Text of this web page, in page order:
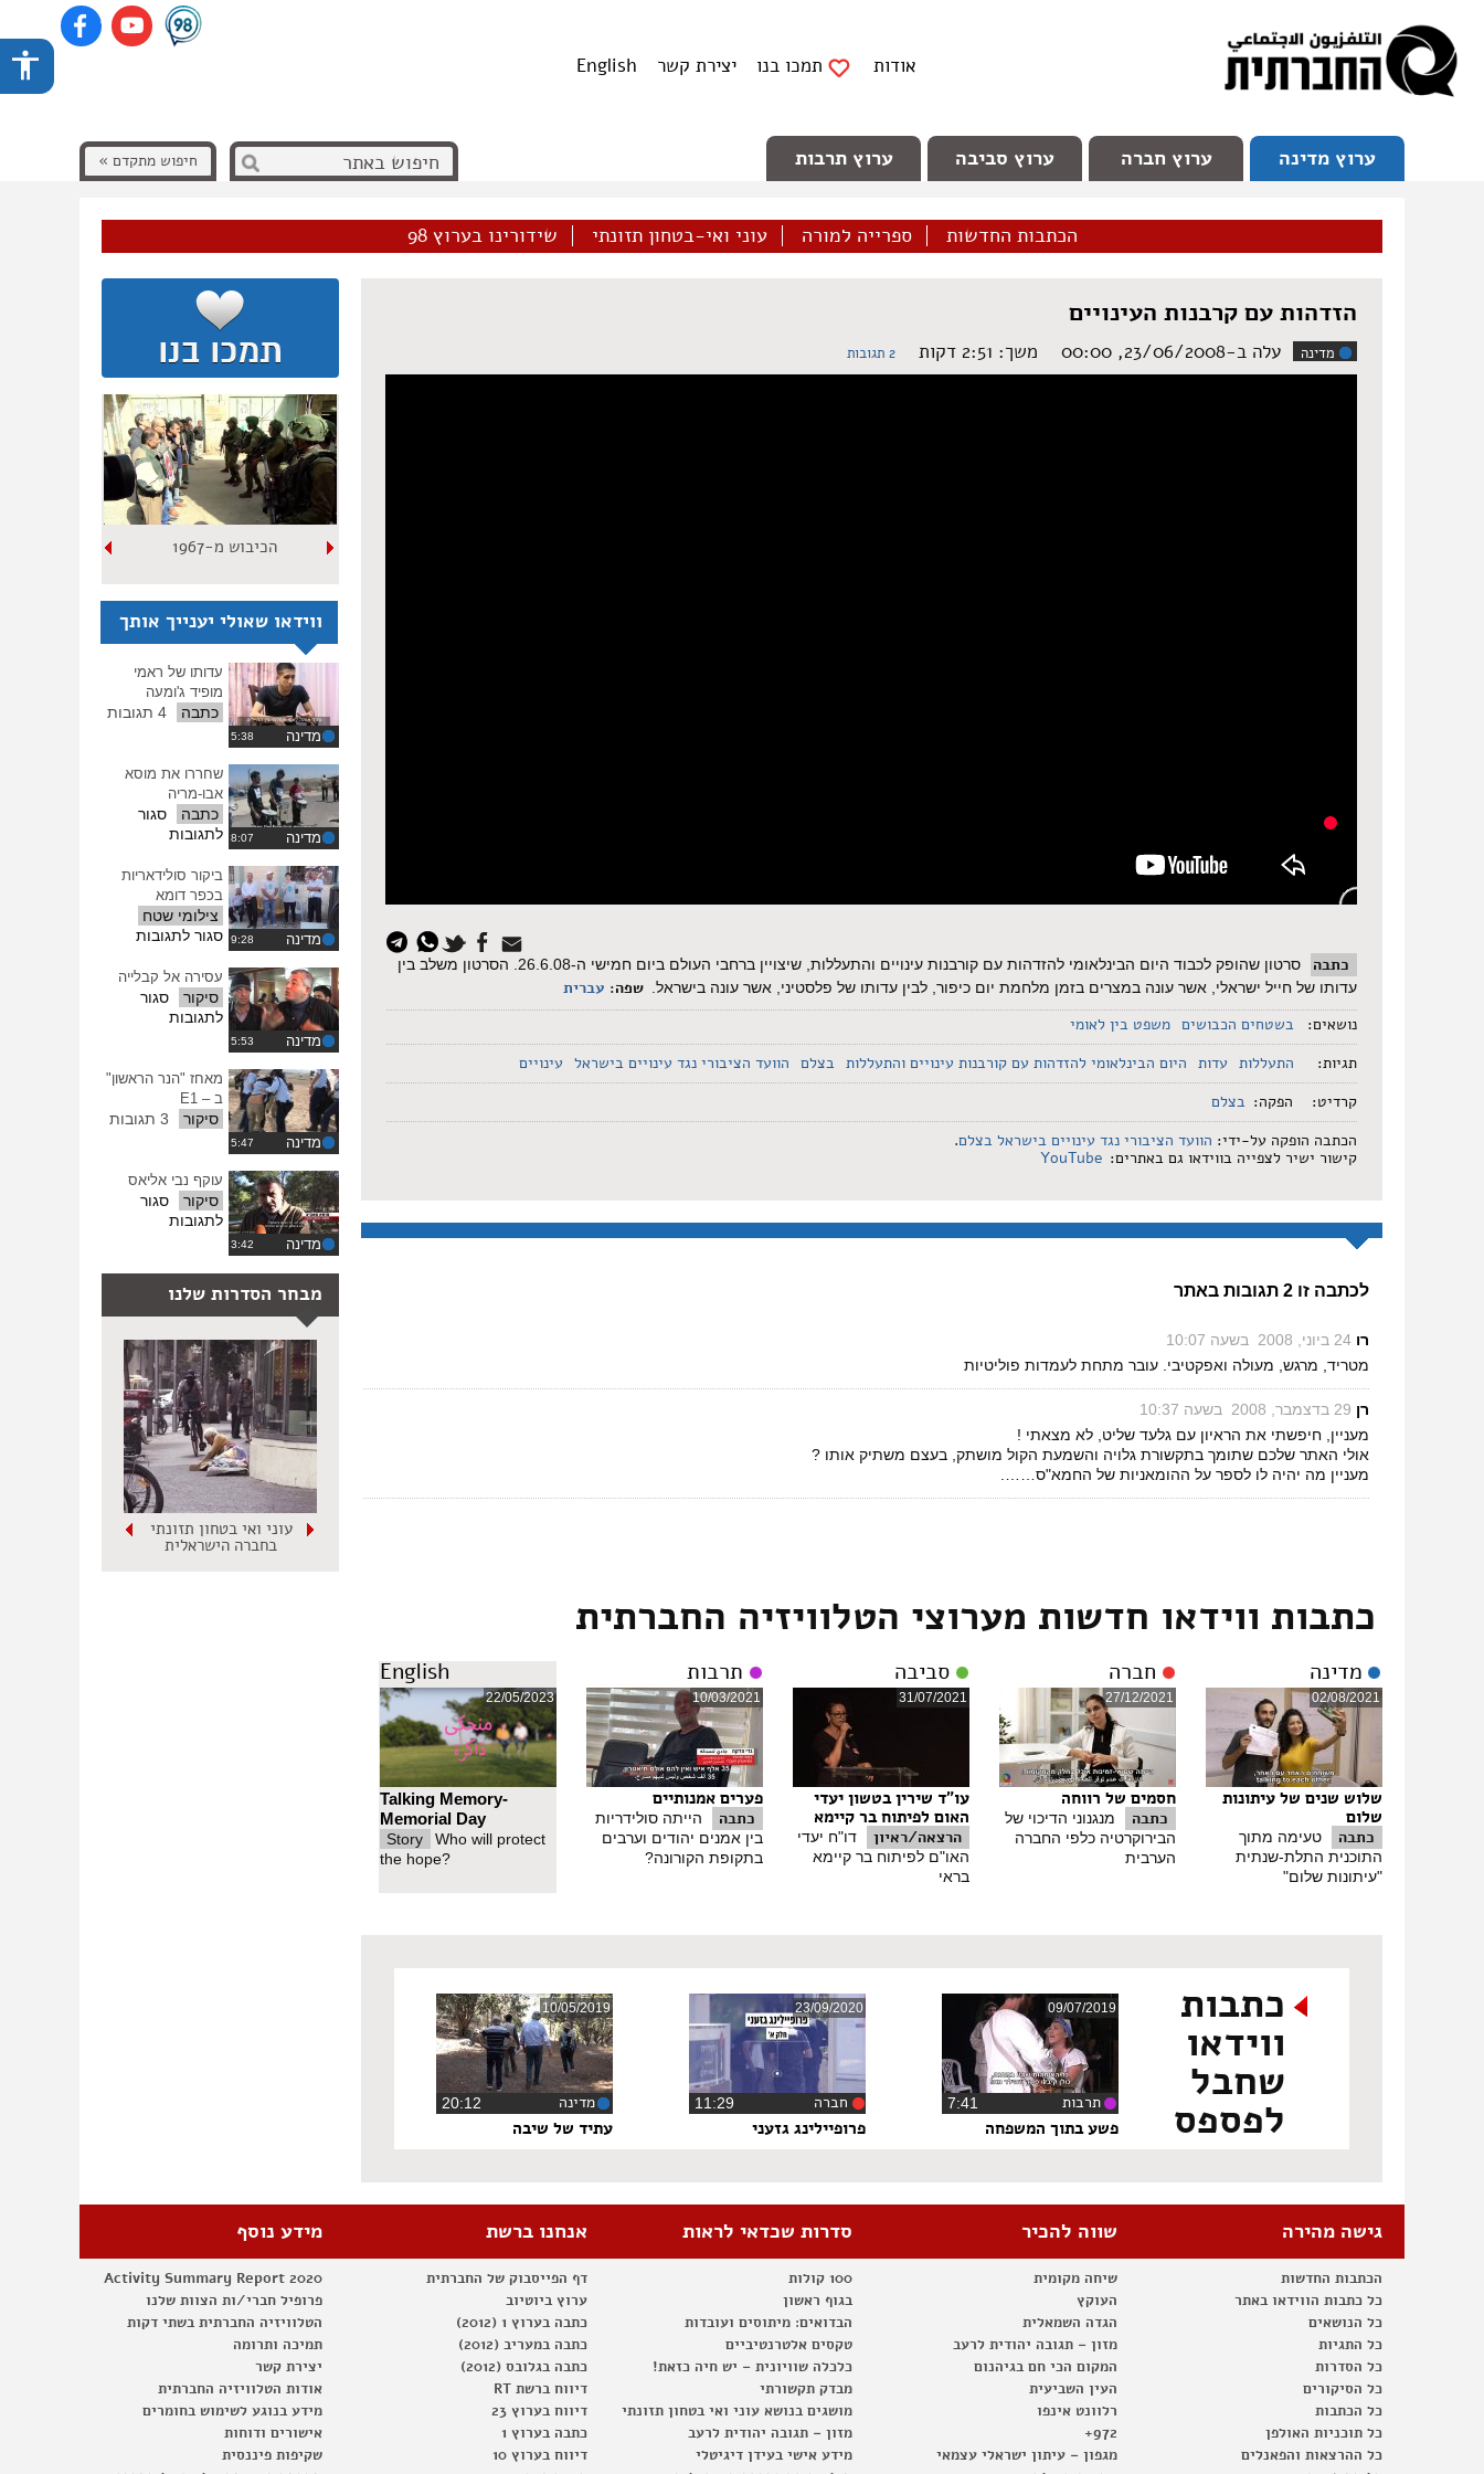
אודות תמכו בנו יצירת קשר English
ערוץ מדינה ערוץ חברה ערוץ סביבה ערוץ תרבות חיפוש מתקדם »
הכתבות החדשות ספרייה למורה עוני ואי-בטחון תזונתי שידורינו בערוץ 98
הזדהות עם קרבנות העינויים
מדינה עלה ב-23/06/2008, 00:00 משך: ‏2:51 דקות 2 תגובות
כתבה
סרטון שהופק לכבוד היום הבינלאומי להזדהות עם קורבנות עינויים והתעללות, שיצויין ברחבי העולם ביום חמישי ה-26.6.08. הסרטון משלב בין
עדותו של חייל ישראלי, אשר עונה במצרים בזמן מלחמת יום כיפור, לבין עדותו של פלסטיני, אשר עונה בישראל.
שפה: עברית
נושאים:
בשטחים הכבושים משפט בין לאומי
תגיות:
התעללות עדות היום הבינלאומי להזדהות עם קורבנות עינויים והתעללות בצלם הוועד הציבורי נגד עינויים בישראל עינויים
קרדיט:
הפקה: בצלם
הכתבה הופקה על-ידי: הוועד הציבורי נגד עינויים בישראל בצלם.
קישור ישיר לצפייה בווידאו גם באתרים: YouTube
לכתבה זו 2 תגובות באתר
רו 24 ביוני, 2008 בשעה 10:07
מטריד, מרגש, מעולה ואפקטיבי. עובר מתחת לעמדות פוליטיות
רן 29 בדצמבר, 2008 בשעה 10:37
מעניין, חיפשתי את הראיון עם גלעד שליט, לא מצאתי !
אולי האתר שלכם שתומך בתקשורת גלויה והשמעת הקול מושתק, בעצם משתיק אותו ?
מעניין מה יהיה לו לספר על ההומאניות של החמא"ס…….
כתבות ווידאו חדשות מערוצי הטלוויזיה החברתית
מדינה
02/08/2021
שלוש שנים של עיתונות
שלום
כתבה
טעימה מתוך
התוכנית התלת-שנתית
"עיתונות שלום"
חברה
27/12/2021
חסמים של רווחה
כתבה
מנגנוני הדיכוי של
הבירוקרטיה כלפי החברה
הערבית
סביבה
31/07/2021
עו"ד שירין בטשון יעדי
האום לפיתוח בר קיימא
הרצאה/ראיון
דו"ח יעדי
האו"ם לפיתוח בר קיימא
בראי
תרבות
10/03/2021
פערים אמנותיים
כתבה
הייתה סולידריות
בין אמנים יהודים וערבים
בתקופת הקורונה?
English
22/05/2023
Talking Memory-
Memorial Day
Story
Who will protect
the hope?
הכיבוש מ-1967
ווידאו שאולי יענייך אותך
מדינה
עדותו של ראמי
מופיד ג'ומעה
כתבה 4 תגובות
מדינה
שחררו את מוסא
אבו-מריה
כתבה
סגור
לתגובותעל
את
מוסא
אבו-מריה
מדינה
ביקור סולידאריות
בכפר דומא
צילומי שטח
סגור לתגובותעל
סולידאריות
מדינה
עסירה אל קבלייה
סיקור
סגור
לתגובותעל
קבלייה
מדינה
מאחז "הנר הראשון"
ב – E1
סיקור 3 תגובות
מדינה
עוקף נבי אליאס
סיקור
סגור
לתגובותעל
אליאס
מבחר הסדרות שלנו
עוני ואי בטחון תזונתי
בחברה הישראלית
כתבות
ווידאו
שחבל
לפספס
09/07/2019
תרבות
פשע בתוך המשפחה
23/09/2020
חברה
פרופיילינג גזעני
10/05/2019
מדינה
עתיד של שיבה
גישה מהירה
הכתבות החדשות
כל כתבות הווידאו באתר
כל הנושאים
כל התגיות
כל הסדרות
כל הסיקורים
כל הכתבות
כל תוכניות האולפן
כל ההרצאות והפאנלים
שווה להכיר
שיחה מקומית
העוקץ
הגדה השמאלית
מזון – תגובה יהודית לרעב
המקום הכי חם בגיהנום
העין השביעית
רלוונט אינפו
972+
מגפון – עיתון ישראלי עצמאי
סדרות שכדאי לראות
100 קולות
בגוף ראשון
הבדואים: מיתוסים ועובדות
טקסים אלטרנטיביים
כלכלה שוויונית – יש חיה כזאת!
מבדק תקשורתי
מושגים בנושא עוני ואי בטחון תזונתי
מזון – תגובה יהודית לרעב
מידע אישי בעידן דיגיטלי
אנחנו ברשת
דף הפייסבוק של החברתית
ערוץ ביוטיוב
כתבה בערוץ 1 (2012)
כתבה במעריב (2012)
כתבה בגלובס (2012)
דיווח ברשת RT
דיווח בערוץ 23
כתבה בערוץ 1
דיווח בערוץ 10
מידע נוסף
Activity Summary Report 2020
פרופיל חברי/ות הצוות שלנו
הטלוויזיה החברתית בשתי דקות
תמיכה ותרומה
יצירת קשר
אודות הטלוויזיה החברתית
מידע בנוגע לשימוש בחומרים
אישורים ודוחות
שקיפות פיננסית